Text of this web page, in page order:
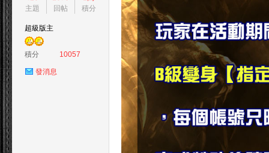
主題
回帖
積分
超級版主
積分 10057
發消息